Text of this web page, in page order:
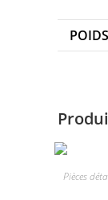
POIDS
Pièces